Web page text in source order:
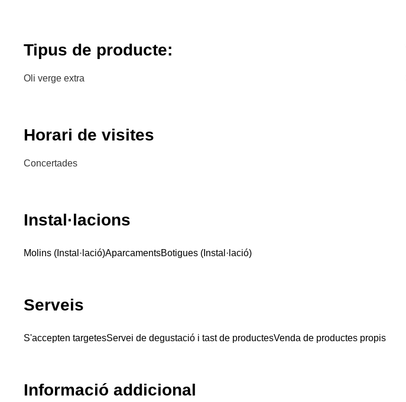
Tipus de producte:
Oli verge extra
Horari de visites
Concertades
Instal·lacions
Molins (Instal·lació)AparcamentsBotigues (Instal·lació)
Serveis
S'accepten targetesServei de degustació i tast de productesVenda de productes propis
Informació addicional